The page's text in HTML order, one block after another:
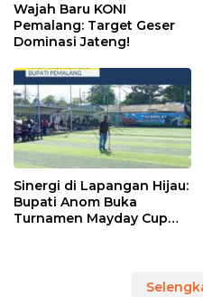
Wajah Baru KONI
Pemalang: Target Geser
Dominasi Jateng!
Sinergi di Lapangan Hijau:
Bupati Anom Buka
Turnamen Mayday Cup